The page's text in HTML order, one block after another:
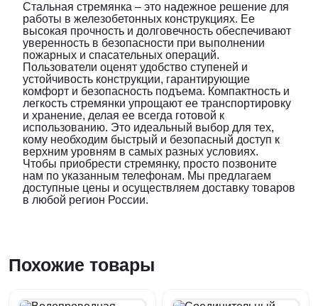
Стальная стремянка – это надежное решение для
работы в железобетонных конструкциях. Ее
высокая прочность и долговечность обеспечивают
уверенность в безопасности при выполнении
пожарных и спасательных операций.
Пользователи оценят удобство ступеней и
устойчивость конструкции, гарантирующие
комфорт и безопасность подъема. Компактность и
легкость стремянки упрощают ее транспортировку
и хранение, делая ее всегда готовой к
использованию. Это идеальный выбор для тех,
кому необходим быстрый и безопасный доступ к
верхним уровням в самых разных условиях.
Чтобы приобрести стремянку, просто позвоните
нам по указанным телефонам. Мы предлагаем
доступные цены и осуществляем доставку товаров
в любой регион России.
Похожие товары